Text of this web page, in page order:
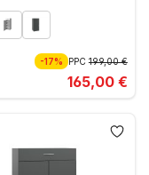
-17% PPC199,00 €
165,00 €